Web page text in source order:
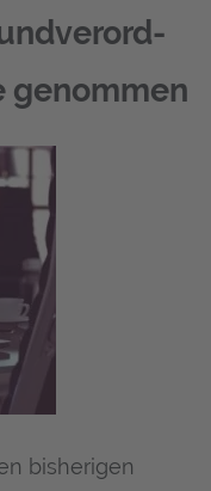
genommen
bis­he­ri­gen